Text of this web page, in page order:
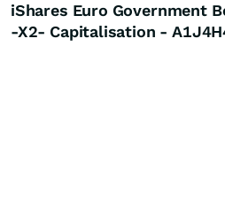
iShares Euro Government
-X2- Capitalisation -